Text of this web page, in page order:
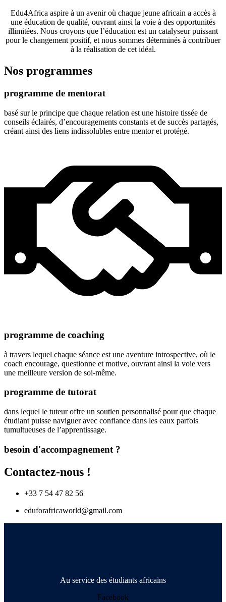
Edu4Africa aspire à un avenir où chaque jeune africain a accès à
une éducation de qualité, ouvrant ainsi la voie à des opportunités
illimitées. Nous croyons que l’éducation est un catalyseur puissant
pour le changement positif, et nous sommes déterminés à contribuer
à la réalisation de cet idéal.
Nos programmes
programme de mentorat
basé sur le principe que chaque relation est une histoire tissée de
conseils éclairés, d’encouragements constants et de succès partagés,
créant ainsi des liens indissolubles entre mentor et protégé.
programme de coaching
à travers lequel chaque séance est une aventure introspective, où le
coach encourage, questionne et motive, ouvrant ainsi la voie vers
une meilleure version de soi-même.
programme de tutorat
dans lequel le tuteur offre un soutien personnalisé pour que chaque
étudiant puisse naviguer avec confiance dans les eaux parfois
tumultueuses de l’apprentissage.
besoin d'accompagnement ?
Contactez-nous !
+33 7 54 47 82 56
eduforafricaworld@gmail.com
Au service des étudiants africains
Facebook